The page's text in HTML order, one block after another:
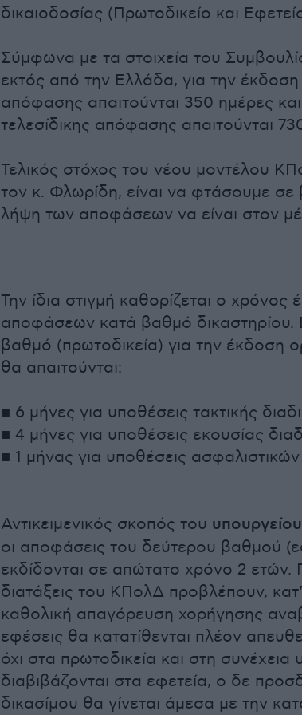
δικαιοδοσίας (Πρωτοδικείο και
Σύμφωνα με τα στοιχεία του
εκτός από την Ελλάδα, για την έκδοση
απόφασης απαιτούνται 350 ημέρες
τελεσίδικης απόφασης απαιτούνται
Τελικός στόχος του νέου μοντέλου
τον κ. Φλωρίδη, είναι να φτάσουμε σε
λήψη των αποφάσεων να είναι στον
Την ίδια στιγμή καθορίζεται ο χρόνος
αποφάσεων κατά βαθμό δικαστηρίου.
βαθμό (πρωτοδικεία) για την έκδοση
θα απαιτούνται:
■ 6 μήνες για υποθέσεις τακτικής
■ 4 μήνες για υποθέσεις εκουσίας
■ 1 μήνας για υποθέσεις
Αντικειμενικός σκοπός του
οι αποφάσεις του δεύτερου βαθμού
εκδίδονται σε απώτατο χρόνο 2 ετών.
διατάξεις του ΚΠολΔ προβλέπουν,
καθολική απαγόρευση χορήγησης
εφέσεις θα κατατίθενται πλέον
όχι στα πρωτοδικεία και στη συνέχεια
διαβιβάζονται στα εφετεία, ο δε
δικασίμου θα γίνεται άμεσα με την